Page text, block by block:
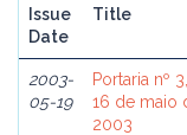
Issue
Date
Title
2003-
05-19
Portaria nº
16 de maio
2003